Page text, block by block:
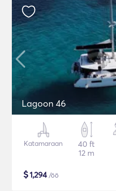
Lagoon 46
Katamaraan
40 ft
12 m
$1,294/öö